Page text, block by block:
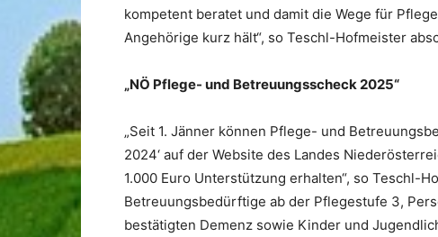
kompetent beratet und damit die Wege für
Angehörige kurz hält“, so Teschl-Hofmeister
„NÖ Pflege- und Betreuungsscheck 2025“
„Seit 1. Jänner können Pflege- und
2024‘ auf der Website des Landes
1.000 Euro Unterstützung erhalten“, so Teschl-
Betreuungsbedürftige ab der Pflegestufe 3,
bestätigten Demenz sowie Kinder und